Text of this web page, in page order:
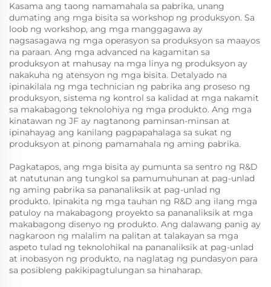
Kasama ang taong namamahala sa pabrika, unang
dumating ang mga bisita sa workshop ng produksyon. Sa
loob ng workshop, ang mga manggagawa ay
nagsasagawa ng mga operasyon sa produksyon sa maayos
na paraan. Ang mga advanced na kagamitan sa
produksyon at mahusay na mga linya ng produksyon ay
nakakuha ng atensyon ng mga bisita. Detalyado na
ipinakilala ng mga technician ng pabrika ang proseso ng
produksyon, sistema ng kontrol sa kalidad at mga nakamit
sa makabagong teknolohiya ng mga produkto. Ang mga
kinatawan ng JF ay nagtanong paminsan-minsan at
ipinahayag ang kanilang pagpapahalaga sa sukat ng
produksyon at pinong pamamahala ng aming pabrika.
Pagkatapos, ang mga bisita ay pumunta sa sentro ng R&D
at natutunan ang tungkol sa pamumuhunan at pag-unlad
ng aming pabrika sa pananaliksik at pag-unlad ng
produkto. Ipinakita ng mga tauhan ng R&D ang ilang mga
patuloy na makabagong proyekto sa pananaliksik at mga
makabagong disenyo ng produkto. Ang dalawang panig ay
nagkaroon ng malalim na palitan at talakayan sa mga
aspeto tulad ng teknolohikal na pananaliksik at pag-unlad
at inobasyon ng produkto, na naglatag ng pundasyon para
sa posibleng pakikipagtulungan sa hinaharap.